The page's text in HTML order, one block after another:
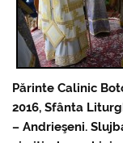
Părinte Calinic
2016, Sfânta
– Andrieşeni.